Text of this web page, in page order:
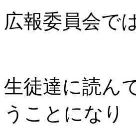
広報委員会で
生徒達に読ん
うことになり